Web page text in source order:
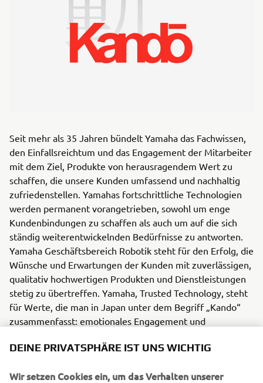
Seit mehr als 35 Jahren bündelt Yamaha das Fachwissen,
den Einfallsreichtum und das Engagement der Mitarbeiter
mit dem Ziel, Produkte von herausragendem Wert zu
schaffen, die unsere Kunden umfassend und nachhaltig
zufriedenstellen. Yamahas fortschrittliche Technologien
werden permanent vorangetrieben, sowohl um enge
Kundenbindungen zu schaffen als auch um auf die sich
ständig weiterentwickelnden Bedürfnisse zu antworten.
Yamaha Geschäftsbereich Robotik steht für den Erfolg, die
Wünsche und Erwartungen der Kunden mit zuverlässigen,
qualitativ hochwertigen Produkten und Dienstleistungen
stetig zu übertreffen. Yamaha, Trusted Technology, steht
für Werte, die man in Japan unter dem Begriff „Kando“
zusammenfasst: emotionales Engagement und
Partnern immer verlässlich zur Seite zu stehen.
DEINE PRIVATSPHÄRE IST UNS WICHTIG
Wir setzen Cookies ein, um das Verhalten unserer